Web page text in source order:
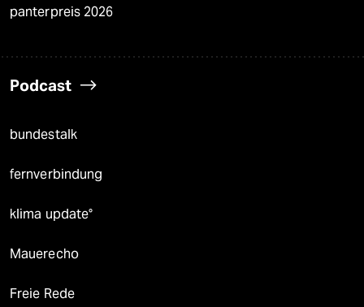
panterpreis 2026
Podcast
bundestalk
fernverbindung
klima update°
Mauerecho
Freie Rede